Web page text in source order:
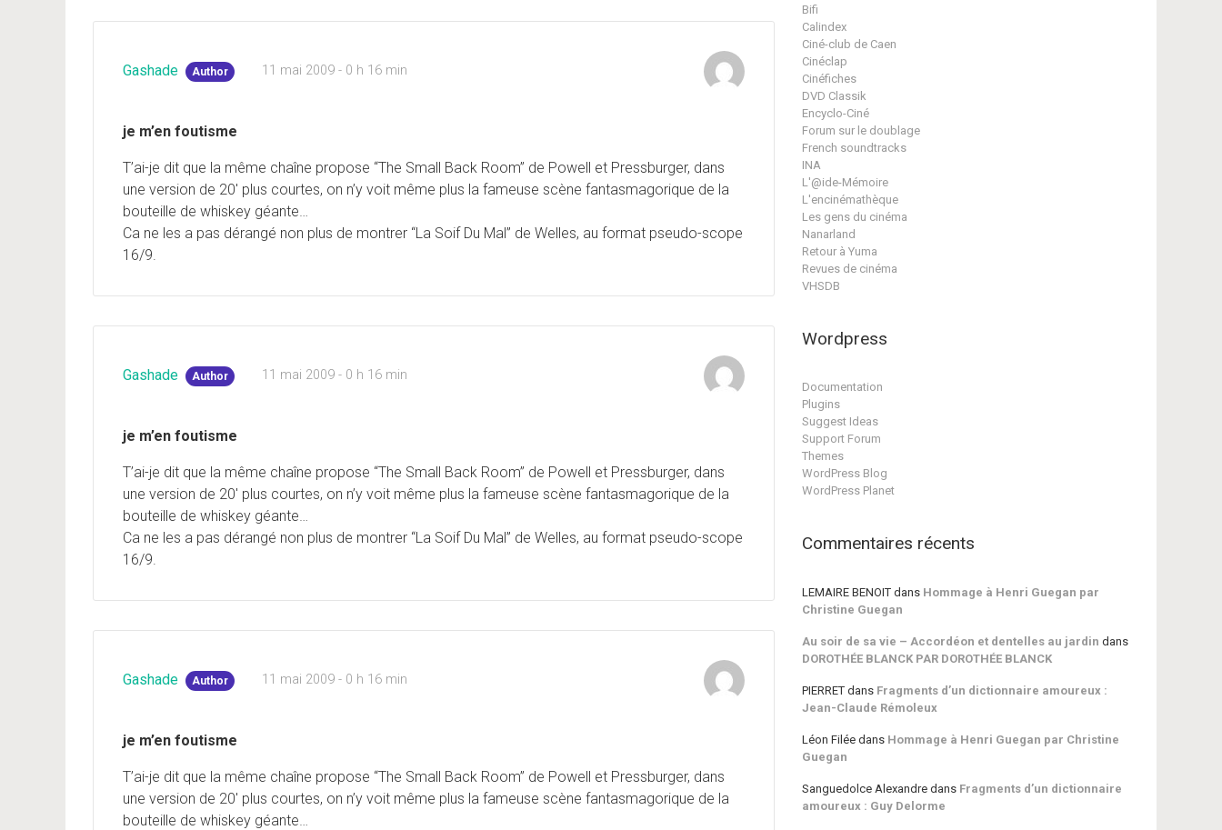
Gashade Author 11 mai 2009 - 0 h 16 min
je m’en foutisme
T’ai-je dit que la même chaîne propose “The Small Back Room” de Powell et Pressburger, dans
une version de 20′ plus courtes, on n’y voit même plus la fameuse scène fantasmagorique de la
bouteille de whiskey géante…
Ca ne les a pas dérangé non plus de montrer “La Soif Du Mal” de Welles, au format pseudo-scope
16/9.
Gashade Author 11 mai 2009 - 0 h 16 min
je m’en foutisme
T’ai-je dit que la même chaîne propose “The Small Back Room” de Powell et Pressburger, dans
une version de 20′ plus courtes, on n’y voit même plus la fameuse scène fantasmagorique de la
bouteille de whiskey géante…
Ca ne les a pas dérangé non plus de montrer “La Soif Du Mal” de Welles, au format pseudo-scope
16/9.
Gashade Author 11 mai 2009 - 0 h 16 min
je m’en foutisme
T’ai-je dit que la même chaîne propose “The Small Back Room” de Powell et Pressburger, dans
une version de 20′ plus courtes, on n’y voit même plus la fameuse scène fantasmagorique de la
bouteille de whiskey géante…
Bifi
Calindex
Ciné-club de Caen
Cinéclap
Cinéfiches
DVD Classik
Encyclo-Ciné
Forum sur le doublage
French soundtracks
INA
L'@ide-Mémoire
L'encinémathèque
Les gens du cinéma
Nanarland
Retour à Yuma
Revues de cinéma
VHSDB
Wordpress
Documentation
Plugins
Suggest Ideas
Support Forum
Themes
WordPress Blog
WordPress Planet
Commentaires récents
LEMAIRE BENOIT dans Hommage à Henri Guegan par
Christine Guegan
Au soir de sa vie – Accordéon et dentelles au jardin dans
DOROTHÉE BLANCK PAR DOROTHÉE BLANCK
PIERRET dans Fragments d’un dictionnaire amoureux :
Jean-Claude Rémoleux
Léon Filée dans Hommage à Henri Guegan par Christine
Guegan
Sanguedolce Alexandre dans Fragments d’un dictionnaire
amoureux : Guy Delorme